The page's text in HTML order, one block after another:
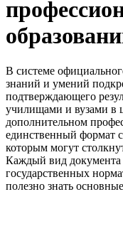
В системе
знаний и умений
подтверждающего
училищами и вузами в
дополнительном
единственный формат
которым могут
Каждый вид документа
государственных
полезно знать